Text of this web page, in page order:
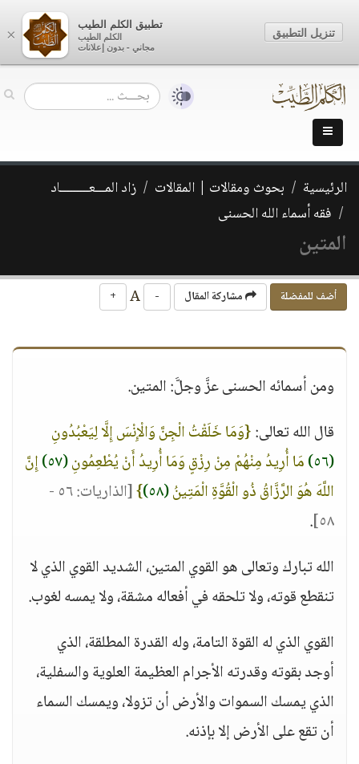
الرئيسية بحوث ومقالات | المقالات
زاد المـــعـــــــــاد
فقه أسماء الله الحسنى
المتين
أضف للمفضلة مشاركة المقال -
+
ومن أسمائه الحسنى عزَّ وجلَّ: المتين.
قال الله تعالى:{وَمَا خَلَقْتُ الْجِنَّ وَالْإِنْسَ إِلَّا لِيَعْبُدُونِ
(٥٦)
مَا أُرِيدُ مِنْهُمْ مِنْ رِزْقٍ وَمَا أُرِيدُ أَنْ يُطْعِمُونِ(٥٧)
إِنَّ
اللَّهَ هُوَ الرَّزَّاقُ ذُو الْقُوَّةِ الْمَتِينُ(٥٨) }
[الذاريات: ٥٦ -
٥٨] .
الله تبارك وتعالى هو القوي المتين، الشديد القوي الذي لا
تنقطع قوته، ولا تلحقه في أفعاله مشقة، ولا يمسه لغوب.
القوي الذي له القوة التامة، وله القدرة المطلقة، الذي
أوجد بقوته وقدرته الأجرام العظيمة العلوية والسفلية،
الذي يمسك السموات والأرض أن تزولا، ويمسك السماء
أن تقع على الأرض إلا بإذنه.
×
تطبيق الكلم الطيب
الكلم الطيب
مجاني - بدون إعلانات
تنزيل التطبيق